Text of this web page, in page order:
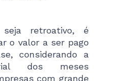
retroativo, é
o valor a ser pago
considerando a
dos meses
com grande